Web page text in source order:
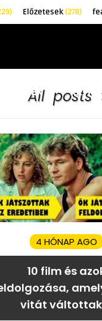
Előzetesek(278)
All posts
4 HÓNAP AGO
10 film és
vitát váltottak